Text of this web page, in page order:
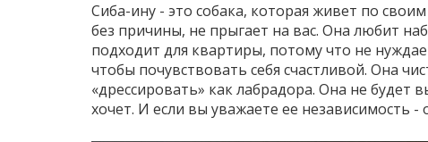
Сиба-ину - это собака, которая живет по
без причины, не прыгает на вас. Она любит
подходит для квартиры, потому что не
чтобы почувствовать себя счастливой. Она
«дрессировать» как лабрадора. Она не
хочет. И если вы уважаете ее